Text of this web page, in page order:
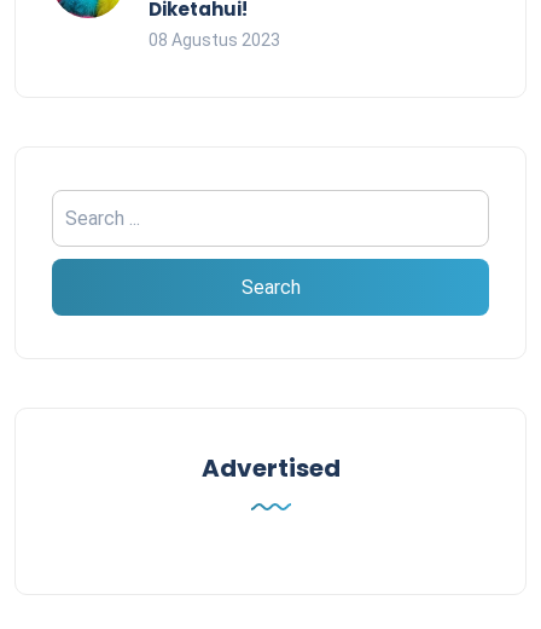
Diketahui!
08 Agustus 2023
Advertised